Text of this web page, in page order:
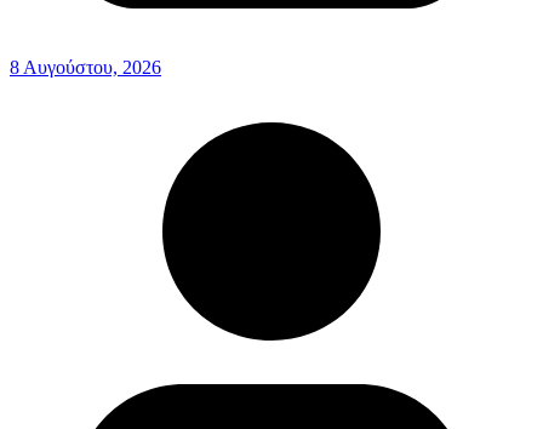
8 Αυγούστου, 2026